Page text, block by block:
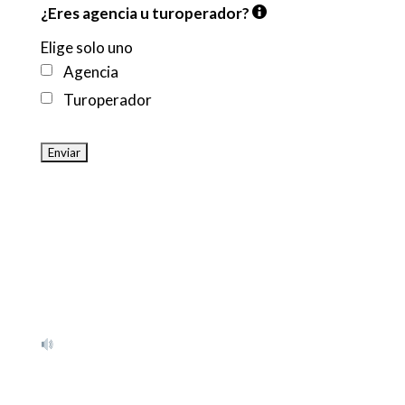
¿Eres agencia u turoperador?
Agencia
Turoperador
Elige solo uno